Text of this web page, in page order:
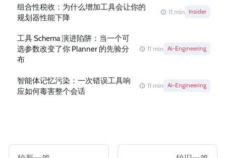
组合性税收：为什么增加工具会让你的
规划器性能下降
11 min Insider
工具 Schema 演进陷阱：当一个可
选参数改变了你 Planner 的先验分
布
11 min Ai-Engineering
智能体记忆污染：一次错误工具响
应如何毒害整个会话
11 min Ai-Engineering